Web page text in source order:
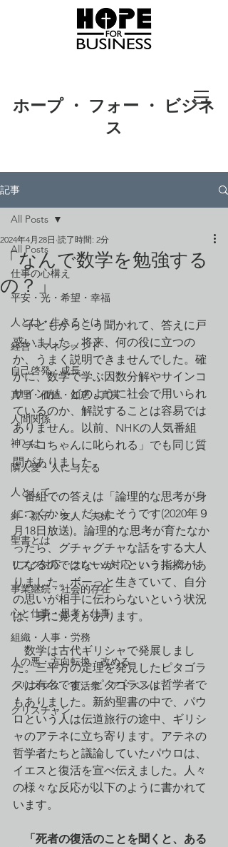
ホープ ・ フォー ・ ビジネ
ス
記事
All Posts
仕事の心構え
平安・光・希望・幸福
人とは・生きるとは
経営・マネジメント
自己啓発・成長
真理・価値・知恵・真実
人間関係
神とは
隣人愛・人に与える
人として
絆・親子・友人・夫婦
聖書とは
リスク対応・クレーム対応・ハラスメント
事業継続・社会的存在
心と仕事・思考と仕事
組織・人事・労務
人の悪・方向転換・改める
クリスマス・復活祭・アドベント
クリスチャン
All Posts
「なんで数学を勉強する
の？」
2024年4月28日 読了時間: 2分
子どもからこう聞かれて、答えに戸
惑いました。将来、何の役に立つの
か、うまく説明できませんでした。確
かに、数学で学ぶ因数分解やサインコ
サインが、どのように社会で用いられ
ているのか、解説することは容易では
ありません。以前、NHKの人気番組
「チコちゃんに叱られる」でも同じ質
問がありました。
番組での答えは「論理的な思考が身
につくから」だったそうです(2020年９
月18日放送)。論理的な思考が育たなか
ったら、グチャグチャな話をする大人
になるのではないか、という指摘があ
りました。ボーっと生きていて、自分
の思いが相手に伝わらないという状況
は、身に覚えがあります。
数学は古代ギリシャで発展しまし
た。三平方の定理を発見したピタゴラ
スは有名です。ピタゴラスは哲学者で
もありました。新約聖書の中で、パウ
ロという人は伝道旅行の途中、ギリシ
ャのアテネに立ち寄ります。アテネの
哲学者たちと議論していたパウロは、
イエスと復活を宣べ伝えました。人々
の様々な反応が以下のように書かれて
います。
「死者の復活のことを聞くと、ある